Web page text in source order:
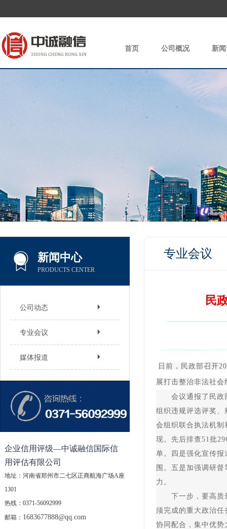
首页 公司概况 新
新闻中心
PRODUCTS CENTER
公司动态
专业会议
媒体报道
企业信用评级—中诚融信国际信
用评估有限公司
地址：河南省郑州市二七区正商航海广场A座
1301
热线：0371-56092999
邮箱： 1683677888@qq.com
专业会议
民
日前，民政部召开
展打击整治非法社会
会议通报了民政部
组织违规评选评奖
会组织联合执法机
现。先后排查51批
单。四是强化宣传
围。五是加强调研
力。
下一步，要高质量
须完成的重大政治任
协同配合，集中优